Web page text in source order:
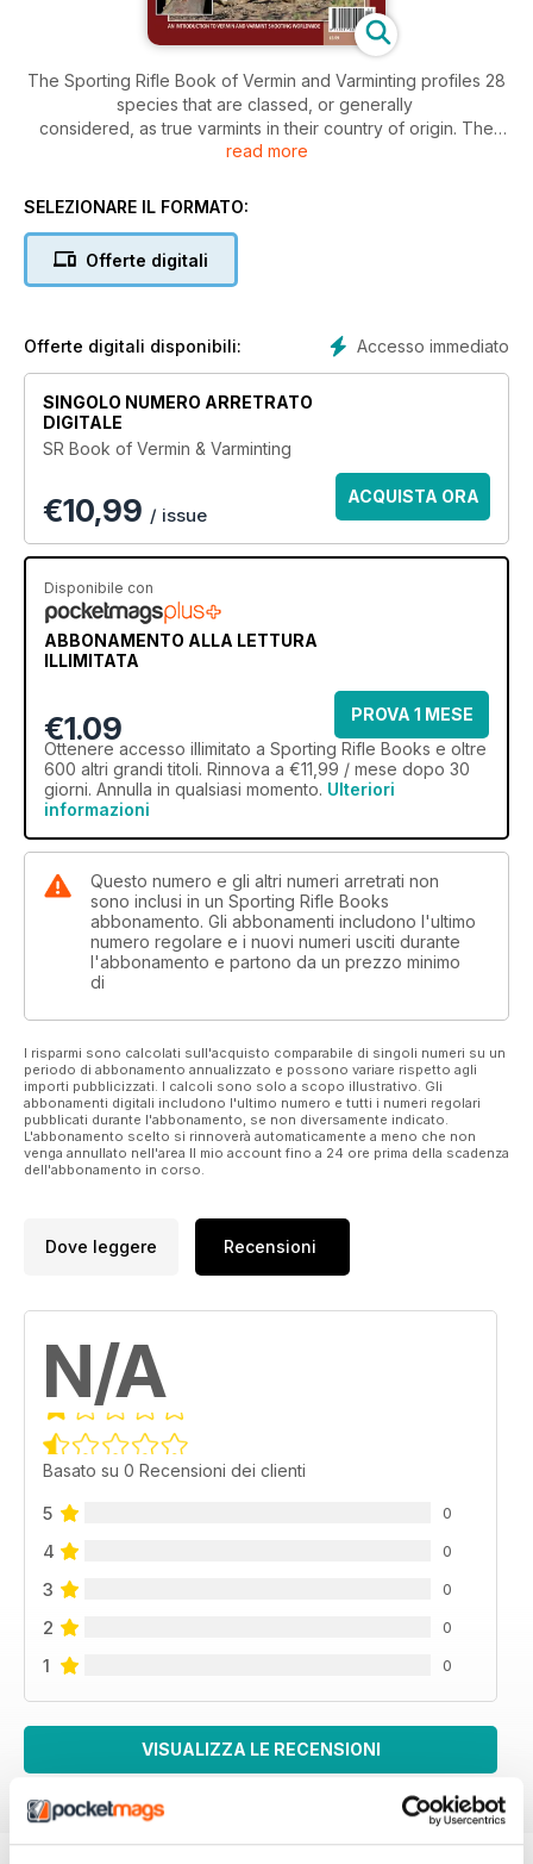
The Sporting Rifle Book of Vermin and Varminting profiles 28
species that are classed, or generally
considered, as true varmints in their country of origin. The
specific sections – United Kingdom, mainland Europe, the
varmints
Sporting Rifle - your favourite 4 weekly live quarry magazine.
read more
SELEZIONARE IL FORMATO:
Offerte digitali
Accesso immediato
Offerte digitali disponibili:
SINGOLO NUMERO ARRETRATO
DIGITALE
SR Book of Vermin & Varminting
€10,99 / issue
ACQUISTA ORA
Disponibile con
ABBONAMENTO ALLA LETTURA
ILLIMITATA
€1.09
PROVA 1 MESE
Ottenere accesso illimitato a Sporting Rifle Books e oltre
600 altri grandi titoli. Rinnova a €11,99 / mese dopo 30
giorni. Annulla in qualsiasi momento. Ulteriori
informazioni
Questo numero e gli altri numeri arretrati non
sono inclusi in un Sporting Rifle Books
abbonamento. Gli abbonamenti includono l'ultimo
numero regolare e i nuovi numeri usciti durante
l'abbonamento e partono da un prezzo minimo
di
I risparmi sono calcolati sull'acquisto comparabile di singoli numeri su un
periodo di abbonamento annualizzato e possono variare rispetto agli
importi pubblicizzati. I calcoli sono solo a scopo illustrativo. Gli
abbonamenti digitali includono l'ultimo numero e tutti i numeri regolari
pubblicati durante l'abbonamento, se non diversamente indicato.
L'abbonamento scelto si rinnoverà automaticamente a meno che non
venga annullato nell'area Il mio account fino a 24 ore prima della scadenza
dell'abbonamento in corso.
Dove leggere Recensioni
N/A
Basato su 0 Recensioni dei clienti
5 0
4 0
3 0
2 0
1 0
VISUALIZZA LE RECENSIONI